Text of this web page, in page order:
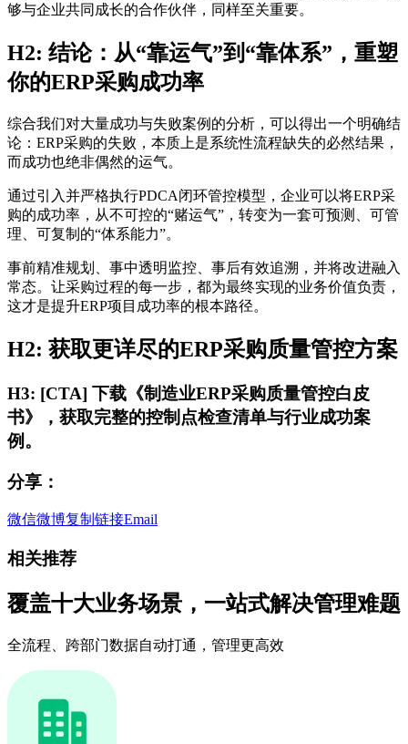
够与企业共同成长的合作伙伴，同样至关重要。
H2: 结论：从“靠运气”到“靠体系”，重塑
你的ERP采购成功率
综合我们对大量成功与失败案例的分析，可以得出一个明确结
论：ERP采购的失败，本质上是系统性流程缺失的必然结果，
而成功也绝非偶然的运气。
通过引入并严格执行PDCA闭环管控模型，企业可以将ERP采
购的成功率，从不可控的“赌运气”，转变为一套可预测、可管
理、可复制的“体系能力”。
事前精准规划、事中透明监控、事后有效追溯，并将改进融入
常态。让采购过程的每一步，都为最终实现的业务价值负责，
这才是提升ERP项目成功率的根本路径。
H2: 获取更详尽的ERP采购质量管控方案
H3: [CTA] 下载《制造业ERP采购质量管控白皮
书》，获取完整的控制点检查清单与行业成功案
例。
分享：
微信微博复制链接Email
相关推荐
覆盖十大业务场景，一站式解决管理难题
全流程、跨部门数据自动打通，管理更高效